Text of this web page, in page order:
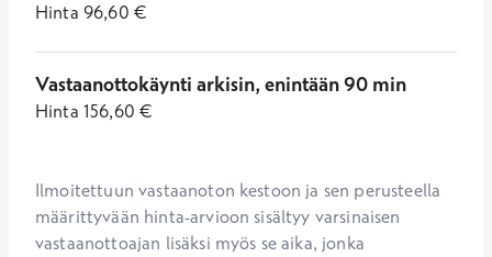
Hinta 96,60 €
Vastaanottokäynti arkisin, enintään 90 min
Hinta 156,60 €
Ilmoitettuun vastaanoton kestoon ja sen perusteella
määrittyvään hinta-arvioon sisältyy varsinaisen
vastaanottoajan lisäksi myös se aika, jonka